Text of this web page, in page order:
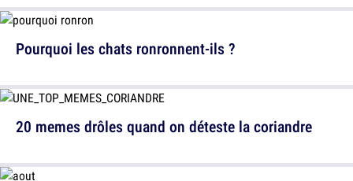
Pourquoi les chats ronronnent-ils ?
20 memes drôles quand on déteste la coriandre